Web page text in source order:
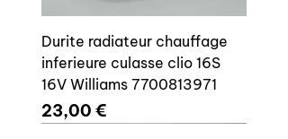
Durite radiateur chauffage
inferieure culasse clio 16S
16V Williams 7700813971
Prix
23,00 €